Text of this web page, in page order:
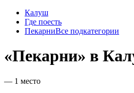
Калуш
Где поесть
ПекарниВсе подкатегории
«Пекарни» в
— 1 место